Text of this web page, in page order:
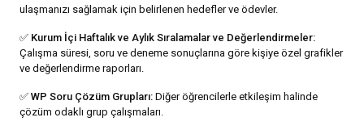
ulaşmanızı sağlamak için belirlenen hedefler ve ödevler.
✅ Kurum İçi Haftalık ve Aylık Sıralamalar ve Değerlendirmeler:
Çalışma süresi, soru ve deneme sonuçlarına göre kişiye özel grafikler
ve değerlendirme raporları.
✅ WP Soru Çözüm Grupları: Diğer öğrencilerle etkileşim halinde
çözüm odaklı grup çalışmaları.